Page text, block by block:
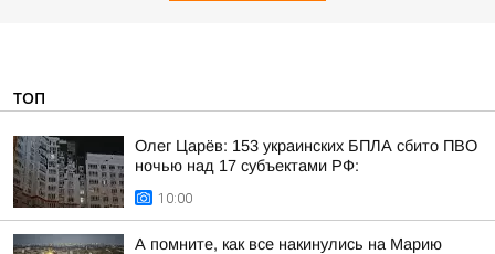
ТОП
Олег Царёв: 153 украинских БПЛА сбито ПВО
ночью над 17 субъектами РФ:
10:00
А помните, как все накинулись на Марию